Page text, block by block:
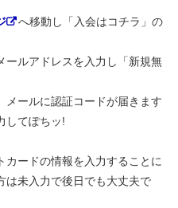
へ移動し「入会はコチラ」の
ールアドレスを入力し「新規無
メールに認証コードが届きます
してぽちッ!
カードの情報を入力することに
は未入力で後日でも大丈夫で